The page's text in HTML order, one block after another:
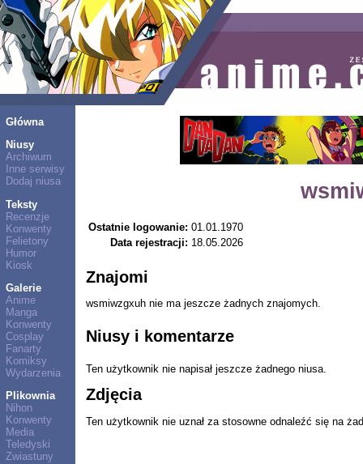
Główna
Niusy
Archiwum
Inne serwisy
Dodaj niusa
Teksty
Recenzje
Konwenty
Felietony
Humor
Kiosk
Galerie
Anime
Manga
Konwenty
Cosplay
Fanarty
Komiksy
Wydarzenia
Plikownia
Nihon
Konwenty
Media
Teledyski
Zwiastuny
Ostatnie logowanie: 01.01.1970
Data rejestracji: 18.05.2026
Znajomi
wsmiwzgxuh nie ma jeszcze żadnych znajomych.
Niusy i komentarze
Ten użytkownik nie napisał jeszcze żadnego niusa.
Zdjęcia
Ten użytkownik nie uznał za stosowne odnaleźć się na